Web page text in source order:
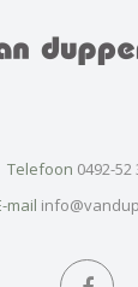
Telefoon 0492-52
mail